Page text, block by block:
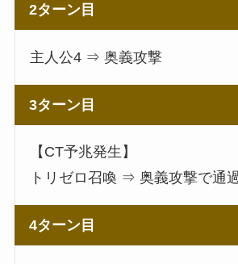
2ターン目
主人公4 ⇒ 奥義攻撃
3ターン目
【CT予兆発生】
トリゼロ召喚 ⇒ 奥義攻撃で通
4ターン目